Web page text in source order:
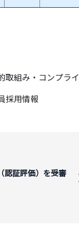
取組み・コンプラ
採用情報
認証評価）を受審